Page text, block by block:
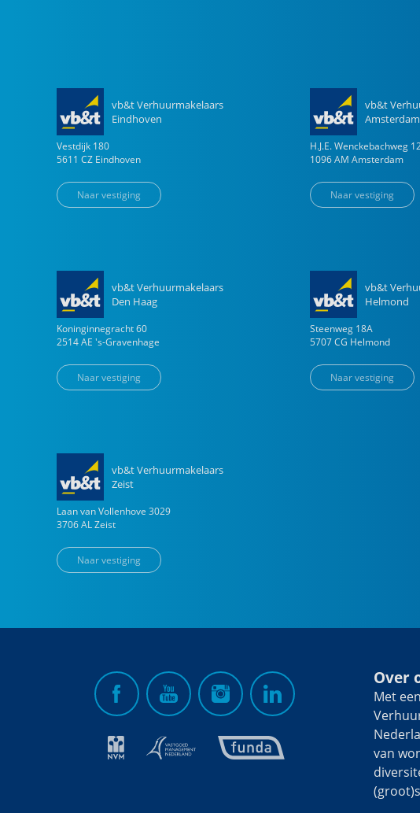
vb&t Verhuurmakelaars
Eindhoven
Vestdijk 180
5611 CZ Eindhoven
Naar vestiging
vb&t
Amsterdam
H.J.E. Wenckebachweg
1096 AM Amsterdam
Naar vestiging
vb&t Verhuurmakelaars
Den Haag
Koninginnegracht 60
2514 AE 's-Gravenhage
Naar vestiging
vb&t
Helmond
Steenweg 18A
5707 CG Helmond
Naar vestiging
vb&t Verhuurmakelaars
Zeist
Laan van Vollenhove 3029
3706 AL Zeist
Naar vestiging
Over
Met
van